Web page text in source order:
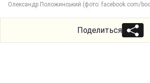
Олександр Положинський (фото: facebook.com/
Поделиться